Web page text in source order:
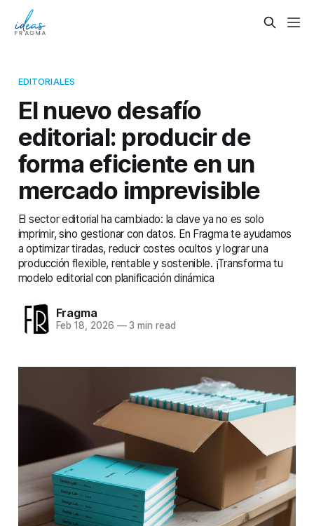
EDITORIALES
El nuevo desafío
editorial: producir de
forma eficiente en un
mercado imprevisible
El sector editorial ha cambiado: la clave ya no es solo
imprimir, sino gestionar con datos. En Fragma te ayudamos
a optimizar tiradas, reducir costes ocultos y lograr una
producción flexible, rentable y sostenible. ¡Transforma tu
modelo editorial con planificación dinámica
Fragma
Feb 18, 2026 —3 min read